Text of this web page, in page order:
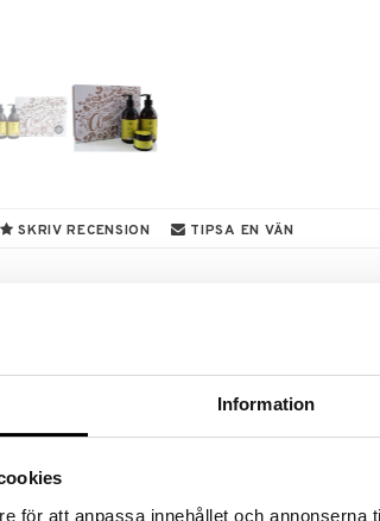
Information
för att anpassa innehållet och annonserna
SKRIV RECENSION TIPSA EN VÄN
med eteriska oljer och de finaste
och en burk handkräm med doft av citrongräs
Aqua (water), Glycerin, Isopropyl Palmitate,
Acid, Acrylates C10-C30 Alkyl Acrylate
Cocamidopropyl Betaine, Disodium Lauryl